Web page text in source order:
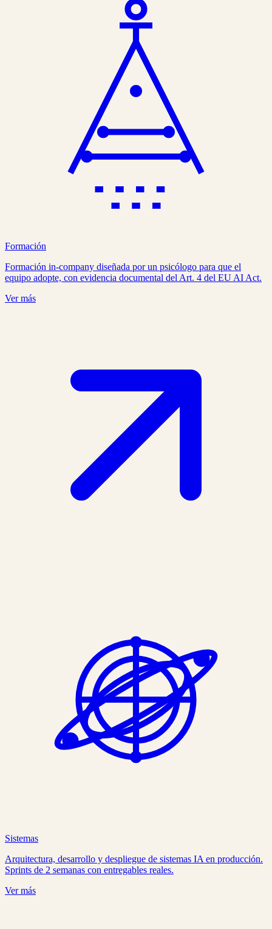
Formación
Formación in-company diseñada por un psicólogo para que el
equipo adopte, con evidencia documental del Art. 4 del EU AI Act.
Ver más
Sistemas
Arquitectura, desarrollo y despliegue de sistemas IA en producción.
Sprints de 2 semanas con entregables reales.
Ver más